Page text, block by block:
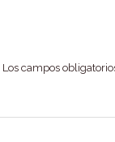
Los campos